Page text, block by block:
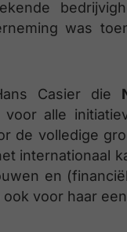
was
Casier die
voor alle
de volledige
internationaal
en
ook voor haar